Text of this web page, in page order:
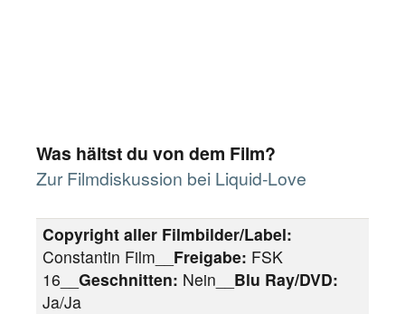
Was hältst du von dem Film?
Zur Filmdiskussion bei Liquid-Love
Copyright aller Filmbilder/Label:
Constantin Film__ Freigabe: FSK
16__ Geschnitten: Nein__ Blu Ray/DVD:
Ja/Ja